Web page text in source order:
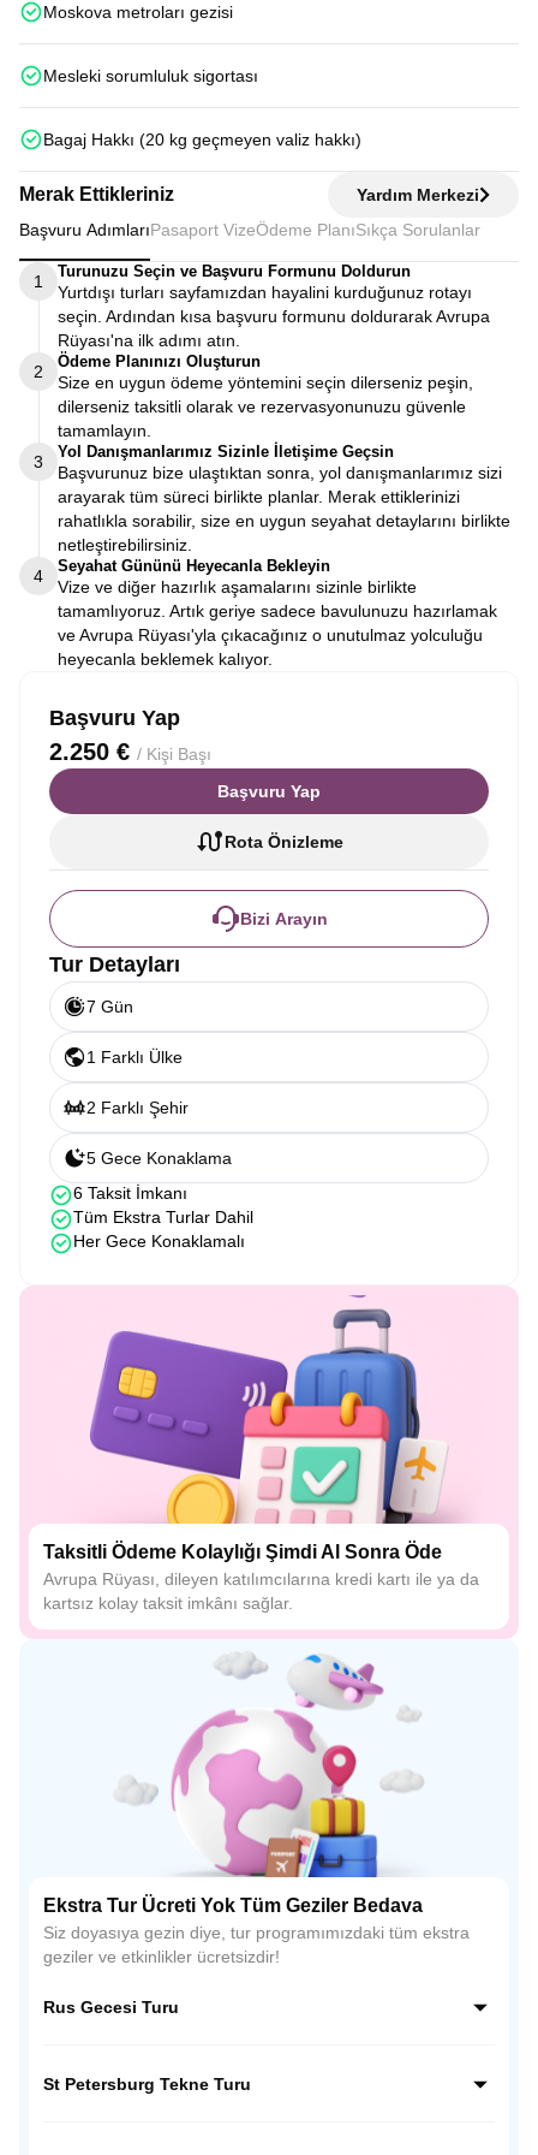
Moskova metroları gezisi
Mesleki sorumluluk sigortası
Bagaj Hakkı (20 kg geçmeyen valiz hakkı)
Merak Ettikleriniz
Yardım Merkezi
Başvuru AdımlarıPasaport VizeÖdeme Planı Sıkça Sorulanlar
1
Turunuzu Seçin ve Başvuru Formunu Doldurun
Yurtdışı turları sayfamızdan hayalini kurduğunuz rotayı
seçin. Ardından kısa başvuru formunu doldurarak Avrupa
Rüyası'na ilk adımı atın.
2
Ödeme Planınızı Oluşturun
Size en uygun ödeme yöntemini seçin dilerseniz peşin,
dilerseniz taksitli olarak ve rezervasyonunuzu güvenle
tamamlayın.
3
Yol Danışmanlarımız Sizinle İletişime Geçsin
Başvurunuz bize ulaştıktan sonra, yol danışmanlarımız sizi
arayarak tüm süreci birlikte planlar. Merak ettiklerinizi
rahatlıkla sorabilir, size en uygun seyahat detaylarını birlikte
netleştirebilirsiniz.
4
Seyahat Gününü Heyecanla Bekleyin
Vize ve diğer hazırlık aşamalarını sizinle birlikte
tamamlıyoruz. Artık geriye sadece bavulunuzu hazırlamak
ve Avrupa Rüyası'yla çıkacağınız o unutulmaz yolculuğu
heyecanla beklemek kalıyor.
Başvuru Yap
2.250 € / Kişi Başı
Başvuru Yap
Rota Önizleme
Bizi Arayın
Tur Detayları
7 Gün
1 Farklı Ülke
2 Farklı Şehir
5 Gece Konaklama
6 Taksit İmkanı
Tüm Ekstra Turlar Dahil
Her Gece Konaklamalı
Taksitli Ödeme Kolaylığı Şimdi Al Sonra Öde
Avrupa Rüyası, dileyen katılımcılarına kredi kartı ile ya da
kartsız kolay taksit imkânı sağlar.
Ekstra Tur Ücreti Yok Tüm Geziler Bedava
Siz doyasıya gezin diye, tur programımızdaki tüm ekstra
geziler ve etkinlikler ücretsizdir!
Rus Gecesi Turu
Gecesi Turu, müzik, dans ve geleneksel kostümlerle dolu
St Petersburg Tekne Turu